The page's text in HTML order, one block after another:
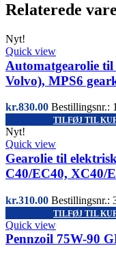
Relaterede
Nyt!
Quick view
Automatgearolie
Volvo), MPS6
kr.830.00 Bestillingsnr.:
TILFØJ TIL
Nyt!
Quick view
Gearolie til
C40/EC40, XC40/
kr.310.00 Bestillingsnr.:
TILFØJ TIL
Quick view
Pennzoil 75W-90